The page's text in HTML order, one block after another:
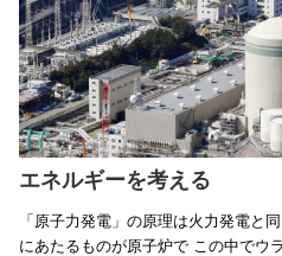
エネルギーを考える
「原子力発電」の原理は火力発電と
にあたるものが原子炉で この中でウ